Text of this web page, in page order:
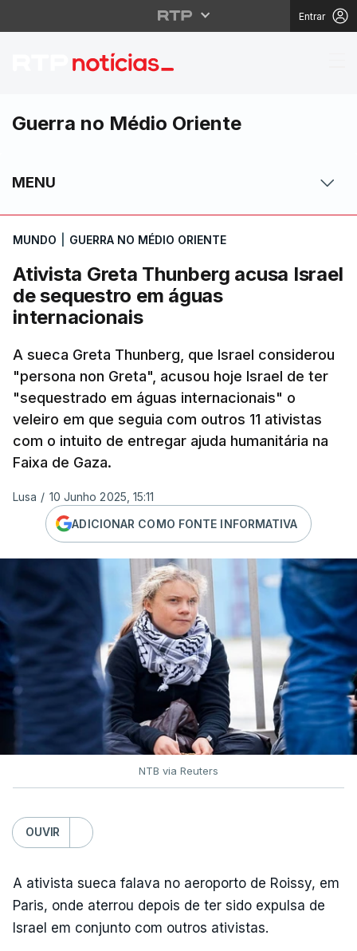
Entrar
Ativista Greta
Guerra no Médio Oriente
MENU
MUNDO GUERRA NO MÉDIO ORIENTE
Ativista Greta Thunberg acusa Israel
de sequestro em águas
internacionais
A sueca Greta Thunberg, que Israel considerou
"persona non Greta", acusou hoje Israel de ter
"sequestrado em águas internacionais" o
veleiro em que seguia com outros 11 ativistas
com o intuito de entregar ajuda humanitária na
Faixa de Gaza.
Lusa / 10 Junho 2025, 15:11
ADICIONAR COMO FONTE INFORMATIVA
NTB via Reuters
OUVIR
A ativista sueca falava no aeroporto de Roissy, em
Paris, onde aterrou depois de ter sido expulsa de
Israel em conjunto com outros ativistas.